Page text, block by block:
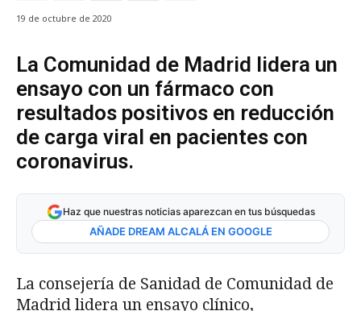
19 de octubre de 2020
La Comunidad de Madrid lidera un
ensayo con un fármaco con
resultados positivos en reducción
de carga viral en pacientes con
coronavirus.
Haz que nuestras noticias aparezcan en tus búsquedas
AÑADE DREAM ALCALÁ EN GOOGLE
La consejería de Sanidad de Comunidad de
Madrid lidera un ensayo clínico,